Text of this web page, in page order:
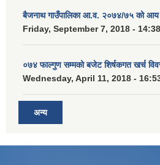
बैजनाथ गाउँपालिका आ.व. २०७४/७५ को आय
Friday, September 7, 2018 - 14:38
०७४ फाल्गुण सम्मको बजेट शिर्षकगत खर्च
Wednesday, April 11, 2018 -
अन्य